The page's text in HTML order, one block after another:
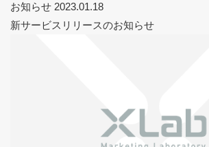
お知らせ 2023.01.18
新サービスリリースのお知らせ